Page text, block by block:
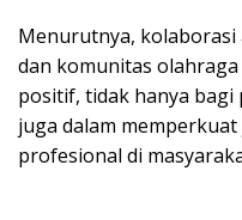
Menurutnya,
dan komunitas
positif, tidak hanya
juga dalam
profesional di